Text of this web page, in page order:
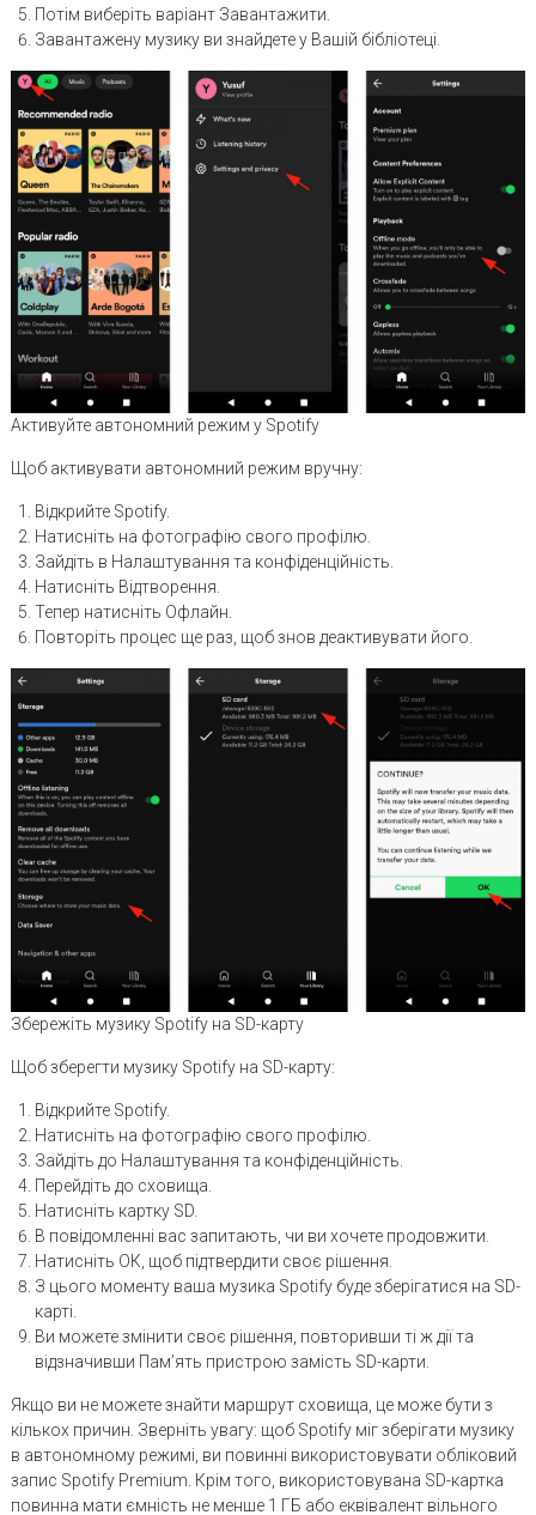
Потім виберіть варіант Завантажити.
Завантажену музику ви знайдете у Вашій бібліотеці.
Активуйте автономний режим у Spotify
Щоб активувати автономний режим вручну:
Відкрийте Spotify.
Натисніть на фотографію свого профілю.
Зайдіть в Налаштування та конфіденційність.
Натисніть Відтворення.
Тепер натисніть Офлайн.
Повторіть процес ще раз, щоб знов деактивувати його.
Збережіть музику Spotify на SD-карту
Щоб зберегти музику Spotify на SD-карту:
Відкрийте Spotify.
Натисніть на фотографію свого профілю.
Зайдіть до Налаштування та конфіденційність.
Перейдіть до сховища.
Натисніть картку SD.
В повідомленні вас запитають, чи ви хочете продовжити.
Натисніть ОК, щоб підтвердити своє рішення.
З цього моменту ваша музика Spotify буде зберігатися на SD-
карті.
Ви можете змінити своє рішення, повторивши ті ж дії та
відзначивши Пам’ять пристрою замість SD-карти.
Якщо ви не можете знайти маршрут сховища, це може бути з
кількох причин. Зверніть увагу: щоб Spotify міг зберігати музику
в автономному режимі, ви повинні використовувати обліковий
запис Spotify Premium. Крім того, використовувана SD-картка
повинна мати ємність не менше 1 ГБ або еквівалент вільного